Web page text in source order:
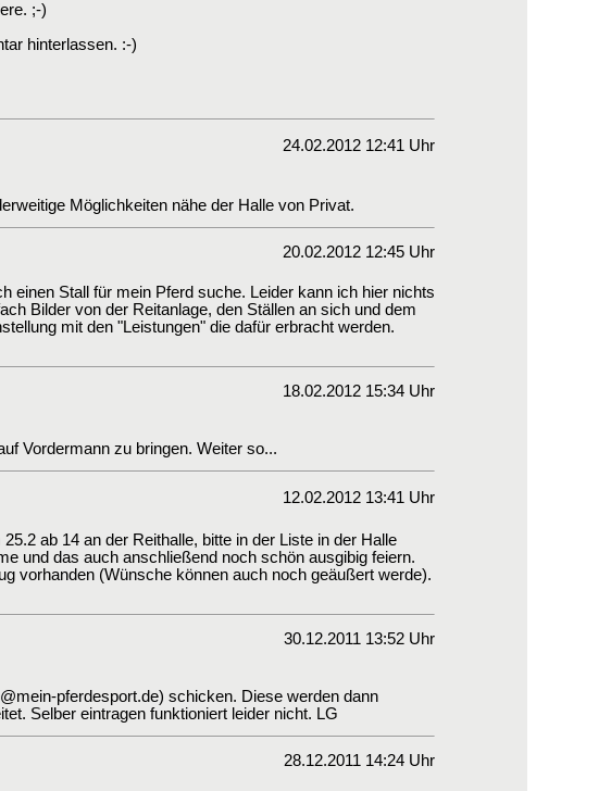
;-)
hinterlassen. :-)
24.02.2012 12:41 Uhr
Möglichkeiten nähe der Halle von Privat.
20.02.2012 12:45 Uhr
einen Stall für mein Pferd suche. Leider kann ich hier nichts
Bilder von der Reitanlage, den Ställen an sich und dem
mit den "Leistungen" die dafür erbracht werden.
18.02.2012 15:34 Uhr
Vordermann zu bringen. Weiter so...
12.02.2012 13:41 Uhr
ab 14 an der Reithalle, bitte in der Liste in der Halle
und das auch anschließend noch schön ausgibig feiern.
vorhanden (Wünsche können auch noch geäußert werde).
30.12.2011 13:52 Uhr
pferdesport.de) schicken. Diese werden dann
Selber eintragen funktioniert leider nicht. LG
28.12.2011 14:24 Uhr